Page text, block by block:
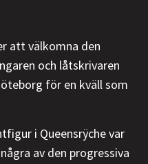
att välkomna den
och låtskrivaren
för en kväll som
i Queensrÿche var
av den progressiva